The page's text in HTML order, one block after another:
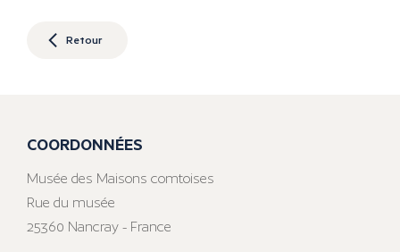
Retour
COORDONNÉES
Musée des Maisons comtoises
Rue du musée
25360 Nancray - France